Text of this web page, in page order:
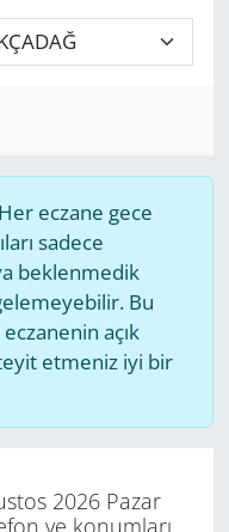
Her eczane gece
sadece
beklenmedik
Bu
açık
etmeniz iyi bir
2026 Pazar
ve konumları